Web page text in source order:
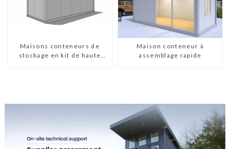
Maisons conteneurs de
stockage en kit de haute
Maison conteneur à
assemblage rapide